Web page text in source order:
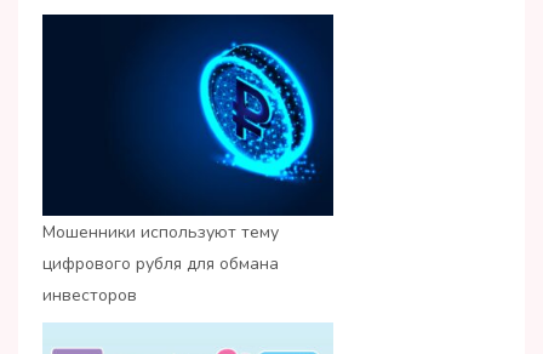
Мошенники используют тему
цифрового рубля для обмана
инвесторов